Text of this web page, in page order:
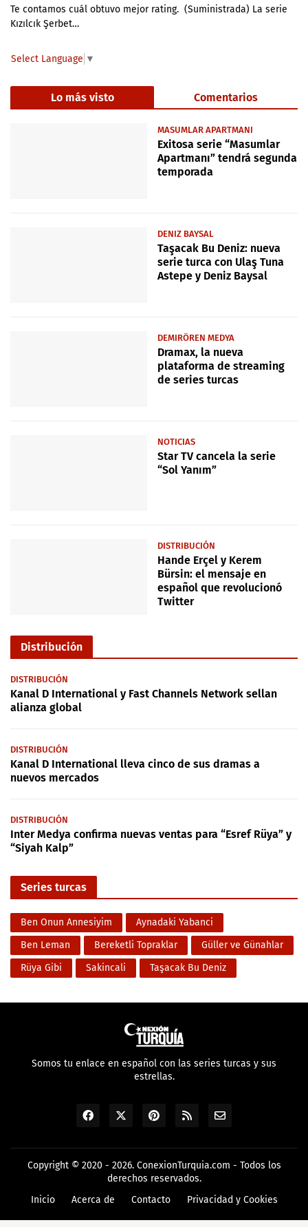
Te contamos cuál obtuvo mejor rating. (Suministrada) La serie
Kızılcık Şerbet…
Select Language ▼
Lo más visto Comentarios
MASUMLAR APARTMANI
Exitosa serie “Masumlar
Apartmanı” tendrá segunda
temporada
DENIZ BAYSAL
Taşacak Bu Deniz: nueva
serie turca con Ulaş Tuna
Astepe y Deniz Baysal
DEMIRÖREN MEDYA
Dramax, la nueva
plataforma de streaming
de series turcas
NOTICIAS
Star TV cancela la serie
“Sol Yanım”
DISTRIBUCIÓN
Hande Erçel y Kerem
Bürsin: el mensaje en
español que revolucionó
Twitter
Distribución
DISTRIBUCIÓN
Kanal D International y Fast Channels Network sellan
alianza global
DISTRIBUCIÓN
Kanal D International lleva cinco de sus dramas a
nuevos mercados
DISTRIBUCIÓN
Inter Medya confirma nuevas ventas para “Esref Rüya” y
“Siyah Kalp”
Series turcas
Ben Onun Annesiyim
Aynadaki Yabanci
Ben Leman
Bereketli Topraklar
Güller ve Günahlar
Rüya Gibi
Sakincali Taşacak Bu Deniz
Somos tu enlace en español con las series turcas y sus
estrellas.
Copyright © 2020 - 2026. ConexionTurquia.com - Todos los
derechos reservados.
Inicio
Acerca de Contacto Privacidad y Cookies